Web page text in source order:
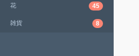
花 45
雑貨 8